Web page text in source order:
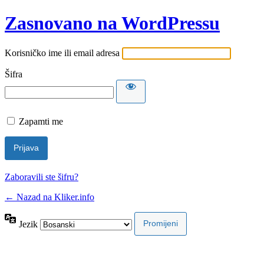
Zasnovano na WordPressu
Korisničko ime ili email adresa
Šifra
Zapamti me
Zaboravili ste šifru?
← Nazad na Kliker.info
Jezik